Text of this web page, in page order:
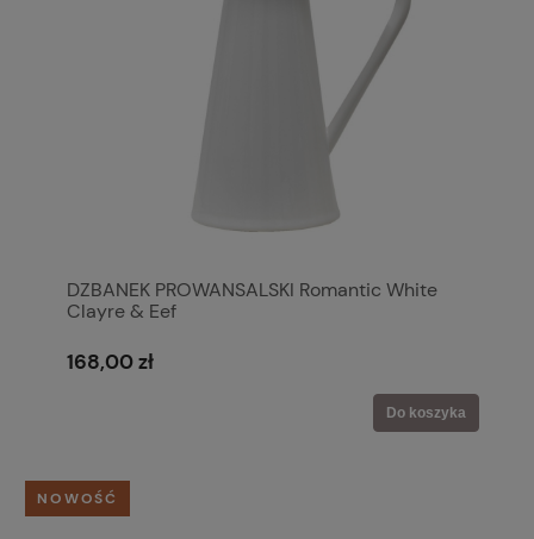
DZBANEK PROWANSALSKI Romantic White
Clayre & Eef
168,00 zł
Do koszyka
NOWOŚĆ